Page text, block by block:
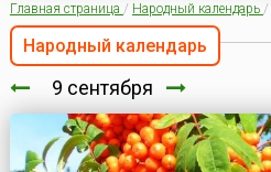
Главная страница / Народный календарь /
Народный календарь
9 сентября